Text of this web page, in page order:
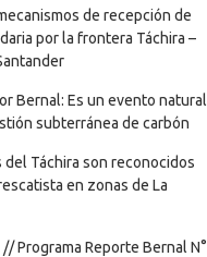
de recepción de
por la frontera Táchira –
Bernal: Es un evento natural
subterránea de carbón
del Táchira son reconocidos
en zonas de La
// Programa Reporte Bernal N°